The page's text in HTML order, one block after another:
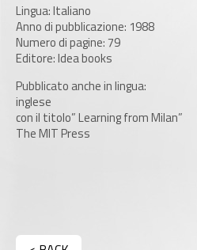
Lingua: Italiano
Anno di pubblicazione: 1988
Numero di pagine: 79
Editore: Idea books
Pubblicato anche in lingua:
inglese
con il titolo” Learning from Milan”
The MIT Press